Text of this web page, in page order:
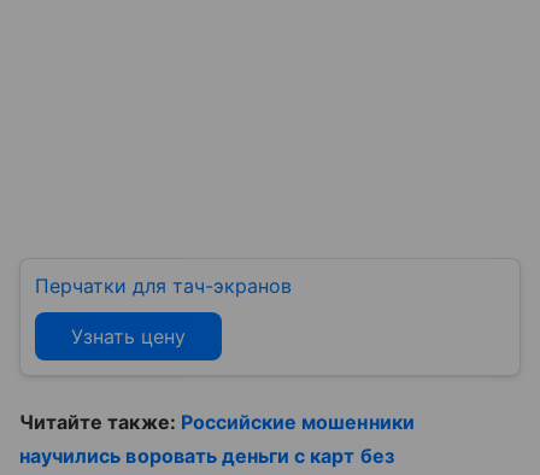
Перчатки для тач-экранов
Узнать цену
Читайте также: Российские мошенники
научились воровать деньги с карт без